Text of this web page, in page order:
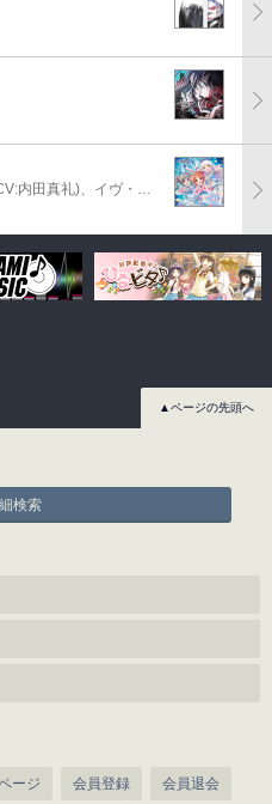
安部菜々(CV:三宅麻理恵)、神崎蘭子(CV:内田真礼)、イヴ・サンタクロース(CV:松永あかね)
▲ページの先頭へ
検索
ージ 会員登録 会員退会